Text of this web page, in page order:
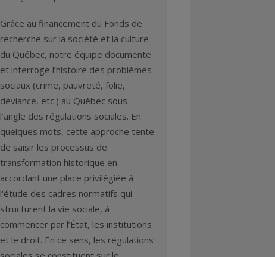
Grâce au financement du Fonds de
recherche sur la société et la culture
du Québec, notre équipe documente
et interroge l’histoire des problèmes
sociaux (crime, pauvreté, folie,
déviance, etc.) au Québec sous
l’angle des régulations sociales. En
quelques mots, cette approche tente
de saisir les processus de
transformation historique en
accordant une place privilégiée à
l'étude des cadres normatifs qui
structurent la vie sociale, à
commencer par l’État, les institutions
et le droit. En ce sens, les régulations